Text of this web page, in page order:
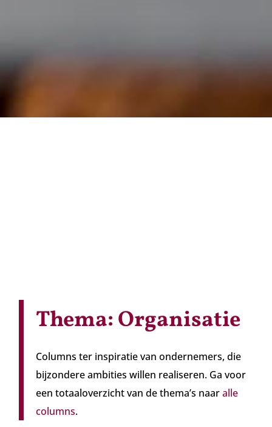
Thema: Organisatie
Columns ter inspiratie van ondernemers, die
bijzondere ambities willen realiseren. Ga voor
een totaaloverzicht van de thema’s naaralle
columns.